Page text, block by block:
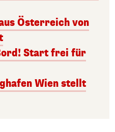
Österreich von
Start frei für
Wien stellt